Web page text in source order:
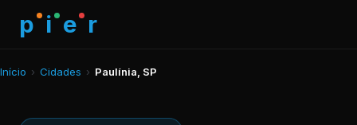
p i e r
Início › Cidades › Paulínia, SP